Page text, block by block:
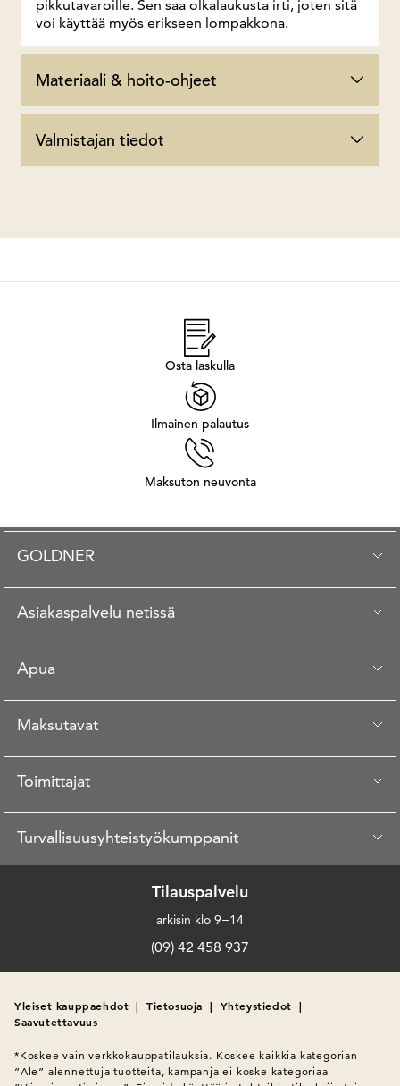
pikkutavaroille. Sen saa olkalaukusta irti, joten sitä
voi käyttää myös erikseen lompakkona.
Materiaali & hoito-ohjeet
Valmistajan tiedot
Osta laskulla
Ilmainen palautus
Maksuton neuvonta
GOLDNER
Asiakaspalvelu netissä
Apua
Maksutavat
Toimittajat
Turvallisuusyhteistyökumppanit
Tilauspalvelu
arkisin klo 9−14
(09) 42 458 937
Yleiset kauppaehdot | Tietosuoja | Yhteystiedot |
Saavutettavuus
*Koskee vain verkkokauppatilauksia. Koskee kaikkia kategorian
”Ale” alennettuja tuotteita, kampanja ei koske kategoriaa